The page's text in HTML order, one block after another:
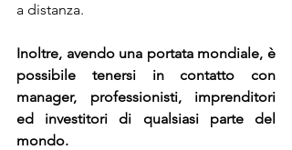
a distanza.
Inoltre, avendo una portata mondiale, è
possibile tenersi in contatto con
manager, professionisti, imprenditori
ed investitori di qualsiasi parte del
mondo.